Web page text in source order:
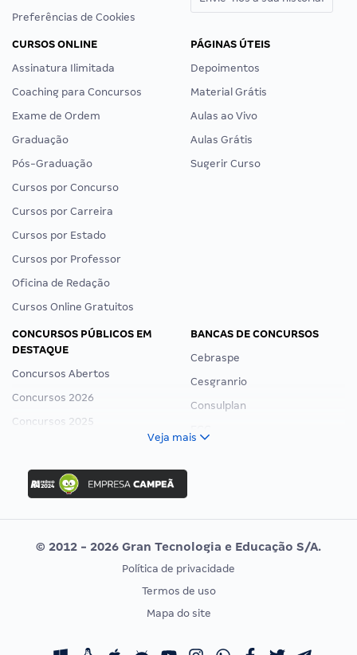
Preferências de Cookies
CURSOS ONLINE
Assinatura Ilimitada
Coaching para Concursos
Exame de Ordem
Graduação
Pós-Graduação
Cursos por Concurso
Cursos por Carreira
Cursos por Estado
Cursos por Professor
Oficina de Redação
Cursos Online Gratuitos
PÁGINAS ÚTEIS
Depoimentos
Material Grátis
Aulas ao Vivo
Aulas Grátis
Sugerir Curso
CONCURSOS PÚBLICOS EM
DESTAQUE
Concursos Abertos
Concursos 2026
Concursos 2025
Concurso Ibama
Concurso MPU
Editais publicados
BANCAS DE CONCURSOS
Cebraspe
Cesgranrio
Consulplan
Vunesp
CONCURSOS POR PROFISSÃO
Concursos Fiscais
EXAME DE ORDEM
Calendário OAB
Veja mais
© 2012 - 2026 Gran Tecnologia e Educação S/A.
Política de privacidade
Termos de uso
Mapa do site